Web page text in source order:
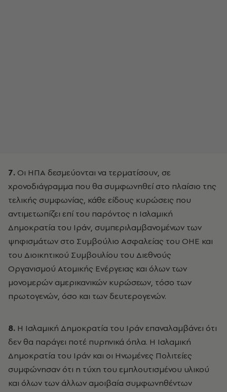
7. Οι ΗΠΑ δεσμεύονται να τερματίσουν, σε
χρονοδιάγραμμα που θα συμφωνηθεί στο πλαίσιο της
τελικής συμφωνίας, κάθε είδους κυρώσεις που
αντιμετωπίζει επί του παρόντος η Ισλαμική
Δημοκρατία του Ιράν, συμπεριλαμβανομένων των
ψηφισμάτων στο Συμβούλιο Ασφαλείας του ΟΗΕ και
του Διοικητικού Συμβουλίου του Διεθνούς
Οργανισμού Ατομικής Ενέργειας και όλων των
μονομερών αμερικανικών κυρώσεων, τόσο των
πρωτογενών, όσο και των δευτερογενών.
8. Η Ισλαμική Δημοκρατία του Ιράν επαναλαμβάνει ότι
δεν θα παράγει ποτέ πυρηνικά όπλα. Η Ισλαμική
Δημοκρατία του Ιράν και οι Ηνωμένες Πολιτείες
συμφώνησαν ότι η τύχη του εμπλουτισμένου υλικού
και όλων των άλλων αμοιβαία συμφωνηθέντων